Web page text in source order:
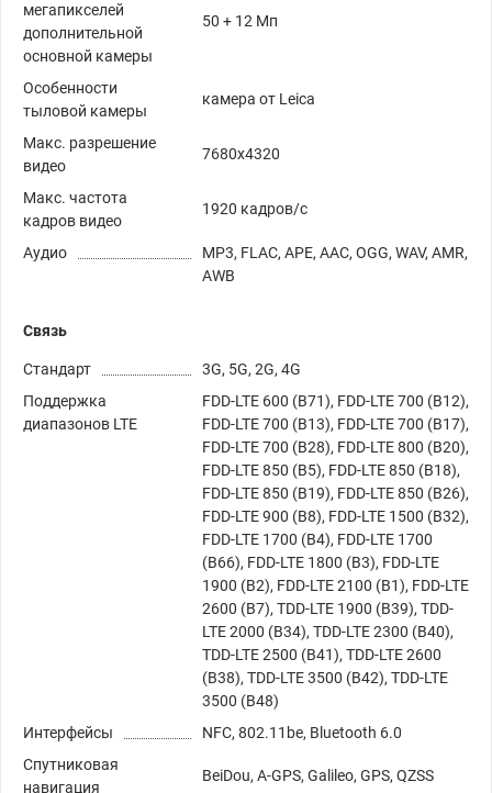
мегапикселей
дополнительной
основной камеры
50 + 12 Мп
Особенности
тыловой камеры
камера от Leica
Макс. разрешение
видео
7680x4320
Макс. частота
кадров видео
1920 кадров/с
Аудио
MP3, FLAC, APE, AAC, OGG, WAV, AMR,
AWB
Связь
Стандарт
3G, 5G, 2G, 4G
Поддержка
диапазонов LTE
FDD-LTE 600 (B71), FDD-LTE 700 (B12),
FDD-LTE 700 (B13), FDD-LTE 700 (B17),
FDD-LTE 700 (B28), FDD-LTE 800 (B20),
FDD-LTE 850 (B5), FDD-LTE 850 (B18),
FDD-LTE 850 (B19), FDD-LTE 850 (B26),
FDD-LTE 900 (B8), FDD-LTE 1500 (B32),
FDD-LTE 1700 (B4), FDD-LTE 1700
(B66), FDD-LTE 1800 (B3), FDD-LTE
1900 (B2), FDD-LTE 2100 (B1), FDD-LTE
2600 (B7), TDD-LTE 1900 (B39), TDD-
LTE 2000 (B34), TDD-LTE 2300 (B40),
TDD-LTE 2500 (B41), TDD-LTE 2600
(B38), TDD-LTE 3500 (B42), TDD-LTE
3500 (B48)
Интерфейсы
NFC, 802.11be, Bluetooth 6.0
Спутниковая
навигация
BeiDou, A-GPS, Galileo, GPS, QZSS